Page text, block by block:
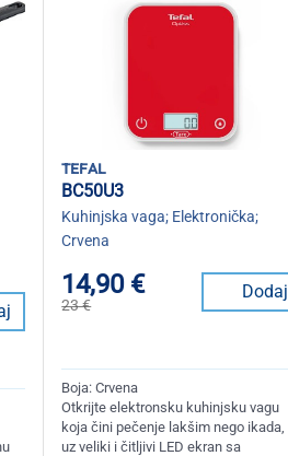
tefal
BC50U3
Kuhinjska vaga; Elektronička;
Crvena
14,90 €
23 €
Dodaj
Boja: Crvena
Otkrijte elektronsku kuhinjsku vagu
koja čini pečenje lakšim nego ikada,
uz veliki i čitljivi LED ekran sa